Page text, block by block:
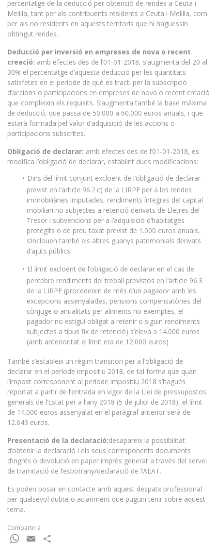
percentatge de la deducció per obtenció de rendes a Ceuta i
Melilla, tant per als contribuents residents a Ceuta i Melilla, com
per als no residents en aquests territoris que hi haguessin
obtingut rendes.
Deducció per inversió en empreses de nova o recent
creació: amb efectes des de l’01-01-2018, s’augmenta del 20 al
30% el percentatge d’aquesta deducció per les quantitats
satisfetes en el període de què es tracti per la subscripció
d’accions o participacions en empreses de nova o recent creació
que compleixin els requisits. S’augmenta també la base màxima
de deducció, que passa de 50.000 a 60.000 euros anuals, i que
estarà formada pel valor d’adquisició de les accions o
participacions subscrites.
Obligació de declarar: amb efectes des de l’01-01-2018, es
modifica l’obligació de declarar, establint dues modificacions:
Dins del límit conjunt excloent de l’obligació de declarar
previst en l’article 96.2.c) de la LIRPF per a les rendes
immobiliàries imputades, rendiments íntegres del capital
mobiliari no subjectes a retenció derivats de Lletres del
Tresor i subvencions per a l’adquisició d’habitatges
protegits o de preu taxat previst de 1.000 euros anuals,
s’inclouen també els altres guanys patrimonials derivats
d’ajuts públics.
El límit excloent de l’obligació de declarar en el cas de
percebre rendiments del treball previstos en l’article 96.3
de la LIRPF (procedeixin de més d’un pagador amb les
excepcions assenyalades, pensions compensatòries del
cònjuge o anualitats per aliments no exemptes, el
pagador no estigui obligat a retenir o siguin rendiments
subjectes a tipus fix de retenció) s’eleva a 14.000 euros
(amb anterioritat el límit era de 12.000 euros)
També s’estableix un règim transitori per a l’obligació de
declarar en el període impositiu 2018, de tal forma que quan
l’impost corresponent al període impositiu 2018 s’hagués
reportat a partir de l’entrada en vigor de la Llei de pressupostos
generals de l’Estat per a l’any 2018 (5 de juliol de 2018), el límit
de 14.000 euros assenyalat en el paràgraf anterior serà de
12.643 euros.
Presentació de la declaració:desapareix la possibilitat
d’obtenir la declaració i els seus corresponents documents
d’ingrés o devolució en paper imprès generat a través del servei
de tramitació de l’esborrany/declaració de l’AEAT.
Es poden posar en contacte amb aquest despatx professional
per qualsevol dubte o aclariment que puguin tenir sobre aquest
tema.
Compartir a
WhatsApp
Email